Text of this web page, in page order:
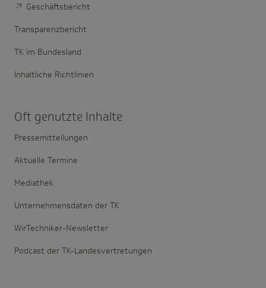
Geschäftsbericht
Transparenzbericht
TK im Bundesland
Inhaltliche Richtlinien
Oft genutzte Inhalte
Pressemitteilungen
Aktuelle Termine
Mediathek
Unternehmensdaten der TK
WirTechniker-Newsletter
Podcast der TK-Landesvertretungen